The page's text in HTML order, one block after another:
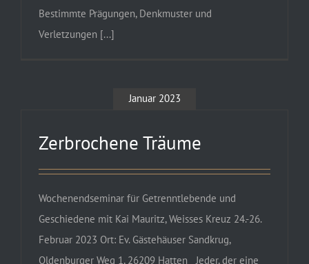
Bestimmte Prägungen, Denkmuster und
Verletzungen [...]
Januar 2023
Zerbrochene Träume
Wochenendseminar für Getrenntlebende und
Geschiedene mit Kai Mauritz, Weisses Kreuz 24.-26.
Februar 2023 Ort: Ev. Gästehäuser Sandkrug,
Oldenburger Weg 1, 26209 Hatten Jeder, der eine